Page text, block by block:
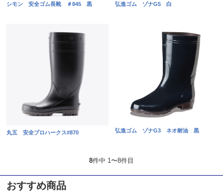
シモン 安全ゴム長靴 ＃845 黒 弘進ゴム ゾナG5 白
丸五 安全プロハークス#870 弘進ゴム ゾナG3 ネオ耐油 黒
8件中 1〜8件目
おすすめ商品